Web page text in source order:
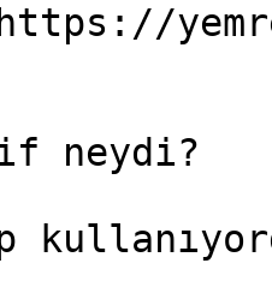
neydi?